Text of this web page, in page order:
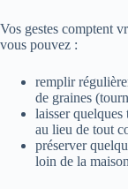
Vos gestes comptent
vous pouvez :
remplir
de graines
laisser quelques
au lieu de tout
préserver
loin de la